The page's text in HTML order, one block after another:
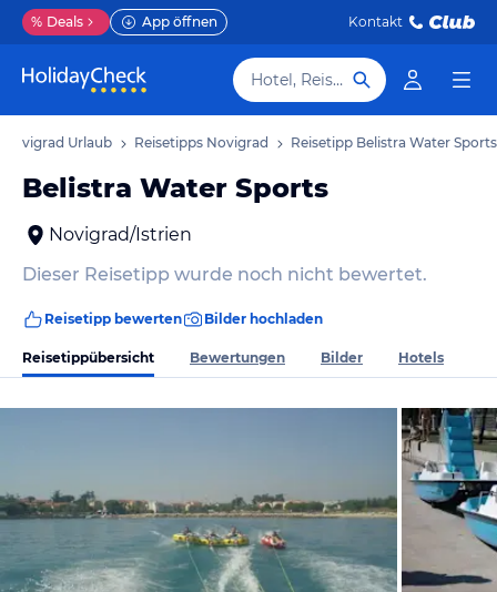
% Deals App öffnen Kontakt
Hotel, Reiseziel
Novigrad Urlaub Reisetipps Novigrad Reisetipp Belistra Water Sports
Belistra Water Sports
Novigrad/Istrien
Dieser Reisetipp wurde noch nicht bewertet.
Reisetipp bewerten Bilder hochladen
Reisetippübersicht Bewertungen Bilder Hotels